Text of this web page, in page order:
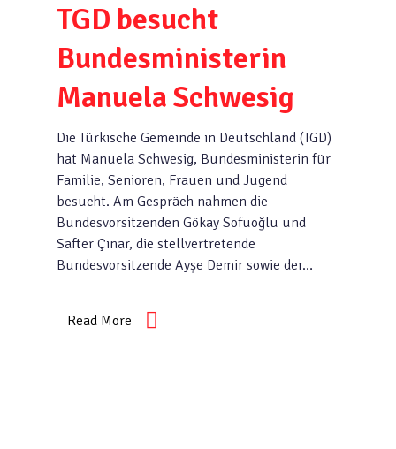
TGD besucht
Bundesministerin
Manuela Schwesig
Die Türkische Gemeinde in Deutschland (TGD)
hat Manuela Schwesig, Bundesministerin für
Familie, Senioren, Frauen und Jugend
besucht. Am Gespräch nahmen die
Bundesvorsitzenden Gökay Sofuoğlu und
Safter Çınar, die stellvertretende
Bundesvorsitzende Ayşe Demir sowie der…
Read More